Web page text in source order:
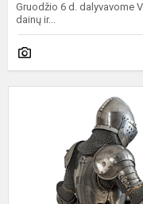
Gruodžio 6 d. dalyvavome
dainų ir...